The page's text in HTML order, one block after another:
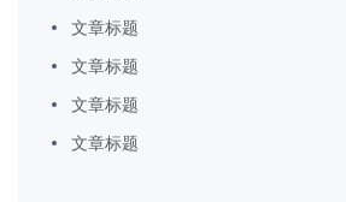
文章标题
文章标题
文章标题
文章标题